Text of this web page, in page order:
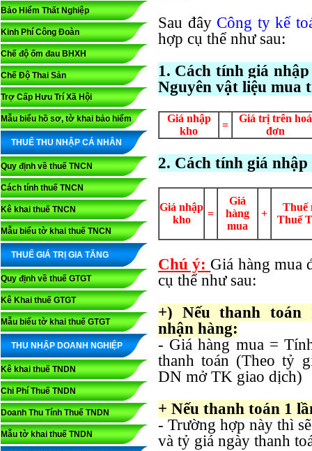
Bảo Hiểm Thất Nghiệp
Kinh Phí Công Đoàn
Chế độ ốm đau BHXH
Chế Độ Thai Sản
Trợ Cấp Hưu Trí Xã Hội
Mẫu biểu hồ sơ, tờ khai bảo hiểm
THUẾ THU NHẬP CÁ NHÂN
Quy định về thuế TNCN
Cách tính thuế TNCN
Kê khai thuế TNCN
Mẫu biểu tờ khai thuế TNCN
THUẾ GIÁ TRỊ GIA TĂNG
Quy định về thuế GTGT
Kê Khai thuế GTGT
Mẫu biểu tờ khai thuế GTGT
THU NHẬP DOANH NGHIỆP
Kê khai thuế TNDN
Chi Phí Thuế TNDN
Doanh Thu Tính Thuế TNDN
Mẫu tờ khai thuế TNDN
Sau đây Công ty kế
hợp cụ thể như sau:
1. Cách tính giá
Nguyên vật liệu mua
Giá nhập
kho
=
Giá trị trên hoá
đơn
2. Cách tính giá
Giá nhập
kho
=
Giá
hàng
mua
+
Thuế
Thuế
Chú ý: Giá hàng mua
cụ thể như sau:
+) Nếu thanh
nhận hàng:
- Giá hàng mua =
thanh toán (Theo tỷ
DN mở TK giao dịch)
+ Nếu thanh toán 1
- Trường hợp này thì
và tỷ giá ngày thanh